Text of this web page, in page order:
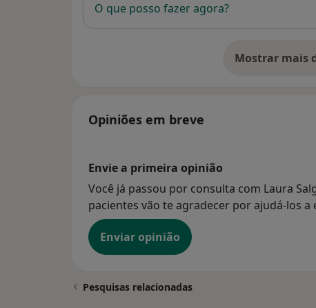
O que posso fazer agora?
Mostrar mais
Opiniões em breve
Envie a primeira opinião
Você já passou por consulta com Laura
pacientes vão te agradecer por ajudá-los
Enviar opinião
Pesquisas relacionadas